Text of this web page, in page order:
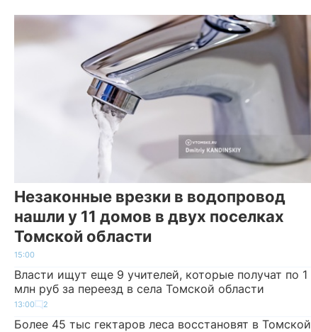
Незаконные врезки в водопровод
нашли у 11 домов в двух поселках
Томской области
15:00
Власти ищут еще 9 учителей, которые получат по 1
млн руб за переезд в села Томской области
13:00 2
Более 45 тыс гектаров леса восстановят в Томской